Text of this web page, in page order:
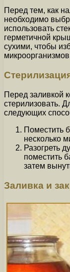
Перед тем, как
необходимо
использовать
герметичной
сухими, чтобы
Перед заливкой
стерилизовать.
следующих
Поместить
несколько
Разогреть
поместить
затем
Заливка и